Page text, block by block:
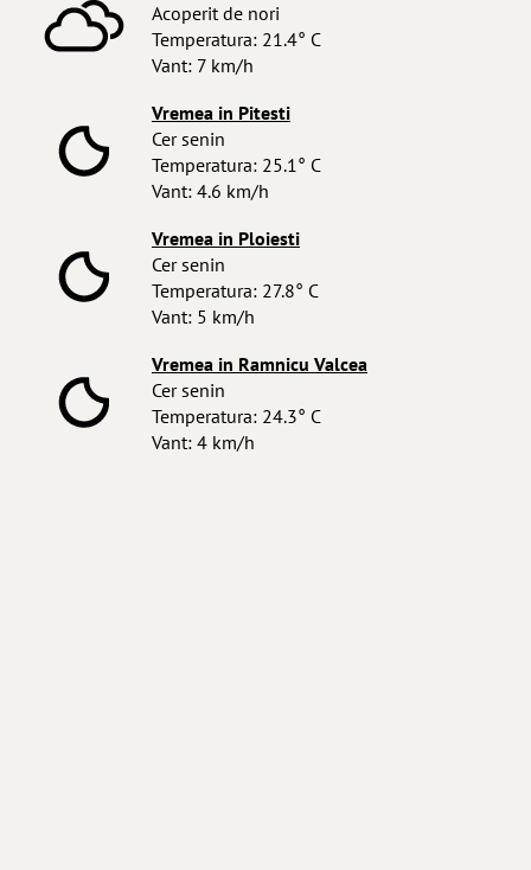
Acoperit de nori
Temperatura: 21.4° C
Vant: 7 km/h
Vremea in Pitesti
Cer senin
Temperatura: 25.1° C
Vant: 4.6 km/h
Vremea in Ploiesti
Cer senin
Temperatura: 27.8° C
Vant: 5 km/h
Vremea in Ramnicu Valcea
Cer senin
Temperatura: 24.3° C
Vant: 4 km/h